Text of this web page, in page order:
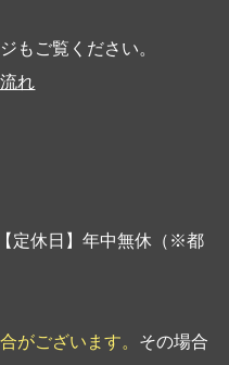
もご覧ください。
れ
定休日】年中無休（※都
がございます。 その場合